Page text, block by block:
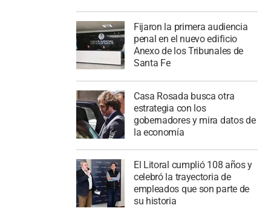
Fijaron la primera audiencia
penal en el nuevo edificio
Anexo de los Tribunales de
Santa Fe
Casa Rosada busca otra
estrategia con los
gobernadores y mira datos de
la economía
El Litoral cumplió 108 años y
celebró la trayectoria de
empleados que son parte de
su historia